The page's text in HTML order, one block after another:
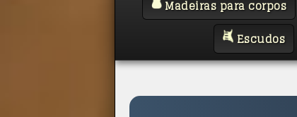
Madeiras para corpos
Escudos